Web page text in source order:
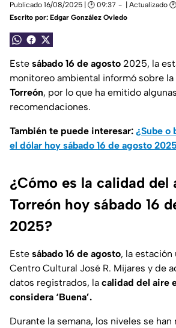
Publicado 16/08/2025 | 🕑 09:37 | Actualizado
Escrito por: Edgar González Oviedo
Este sábado 16 de agosto 2025, la
monitoreo ambiental informó sobre la
Torreón, por lo que ha emitido algunas
recomendaciones.
También te puede interesar: ¿Sube o
el dólar hoy sábado 16 de agosto
¿Cómo es la calidad del
Torreón hoy sábado 16
2025?
Este sábado 16 de agosto, la estación
Centro Cultural José R. Mijares y de
datos registrados, la calidad del aire
considera ‘Buena’.
Durante la semana, los niveles se